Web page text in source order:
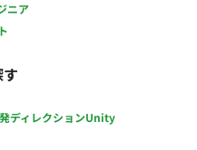
ニア
ディレクションUnity